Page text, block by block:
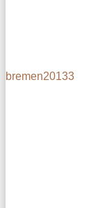
bremen20133